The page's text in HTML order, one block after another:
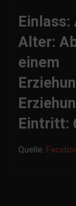
Einlass:
Alter:
einem
Eintritt:
Quelle: